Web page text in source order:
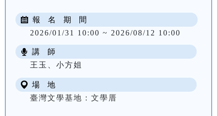
報 名 期 間
2026/01/31 10:00 ~ 2026/08/12 10:00
講 師
王玉、小方姐
場 地
臺灣文學基地：文學厝